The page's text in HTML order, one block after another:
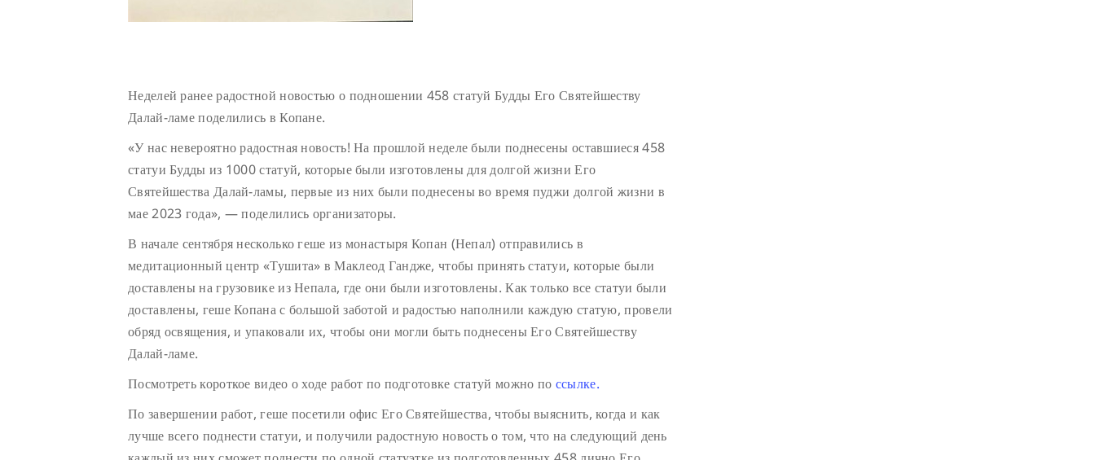
Неделей ранее радостной новостью о подношении 458 статуй Будды Его Святейшеству
Далай-ламе поделились в Копане.
«У нас невероятно радостная новость! На прошлой неделе были поднесены оставшиеся 458
статуи Будды из 1000 статуй, которые были изготовлены для долгой жизни Его
Святейшества Далай-ламы, первые из них были поднесены во время пуджи долгой жизни в
мае 2023 года», — поделились организаторы.
В начале сентября несколько геше из монастыря Копан (Непал) отправились в
медитационный центр «Тушита» в Маклеод Гандже, чтобы принять статуи, которые были
доставлены на грузовике из Непала, где они были изготовлены. Как только все статуи были
доставлены, геше Копана с большой заботой и радостью наполнили каждую статую, провели
обряд освящения, и упаковали их, чтобы они могли быть поднесены Его Святейшеству
Далай-ламе.
Посмотреть короткое видео о ходе работ по подготовке статуй можно по ссылке.
По завершении работ, геше посетили офис Его Святейшества, чтобы выяснить, когда и как
лучше всего поднести статуи, и получили радостную новость о том, что на следующий день